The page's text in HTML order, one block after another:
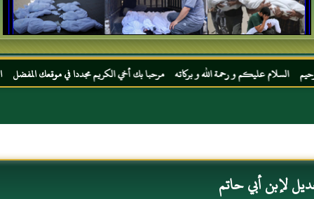
و رحمة الله و بركاته مرحبا بك أخي الكريم مجددا في موقعك المفضل المحجة البيضاء
لإبن أبي حاتم